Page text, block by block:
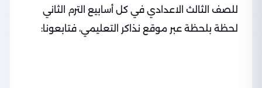
للصف الثالث الاعدادي في كل أسابيع الترم الثاني
لحظة بلحظة عبر موقع نذاكر التعليمي، فتابعونا: